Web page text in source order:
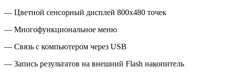
— Цветной сенсорный дисплей 800х480 точек
— Многофункциональное меню
— Связь с компьютером через USB
— Запись результатов на внешний Flash накопитель